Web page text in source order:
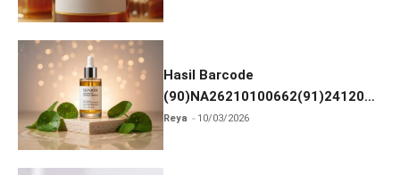
Hasil Barcode
(90)NA26210100662(91)241203
dan Izin BPOM
Reya 10/03/2026